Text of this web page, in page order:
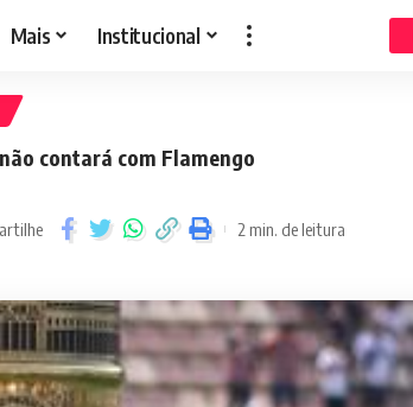
Mais Institucional
contará com Flamengo
2 min. de leitura